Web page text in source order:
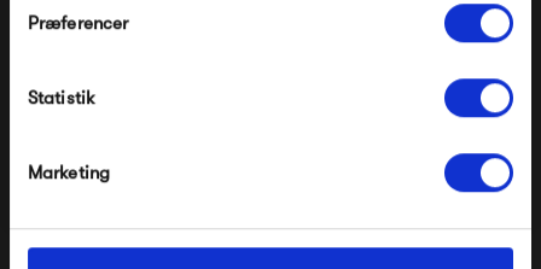
Præferencer
Statistik
Marketing
*Ved at tilmelde dig accepterer du at modtage e-